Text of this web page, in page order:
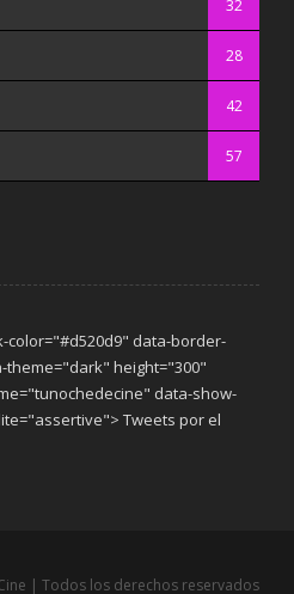
32
28
42
57
color="#d520d9" data-border-
theme="dark" height="300"
data-show-
Tweets por el
| Todos los derechos reservados